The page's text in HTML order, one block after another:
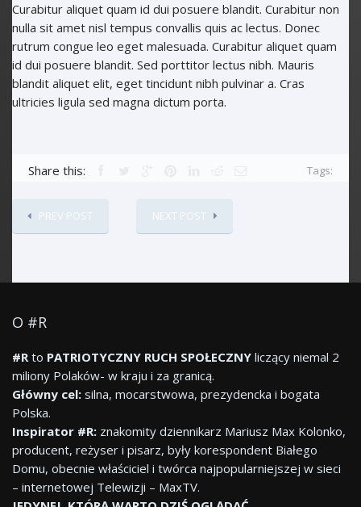
Curabitur aliquet quam id dui posuere blandit. Curabitur non
nulla sit amet nisl tempus convallis quis ac lectus. Donec
rutrum congue leo eget malesuada. Curabitur aliquet quam
id dui posuere blandit. Sed porttitor lectus nibh. Mauris
blandit aliquet elit, eget tincidunt nibh pulvinar a. Cras
ultricies ligula sed magna dictum porta.
Share this: Tags:
PREV POST NEXT POST
O #R
#Rto PATRIOTYCZNY RUCH SPOŁECZNY liczący niemal 2
miliony Polaków- w kraju i za granicą.
Główny cel: silna, mocarstwowa, prezydencka i bogata
Polska.
Inspirator #R: znakomity dziennikarz Mariusz Max Kolonko,
producent, reżyser i pisarz, były korespondent Białego
Domu, obecnie właściciel i twórca najpopularniejszej w sieci
– internetowej Telewizji – MaxTV.